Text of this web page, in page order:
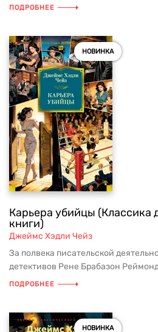
ПОДРОБНЕЕ
НОВИНКА
Карьера убийцы (Классика
книги)
Джеймс Хэдли Чейз
За полвека писательской
детективов Рене Брабазон
ПОДРОБНЕЕ
НОВИНКА